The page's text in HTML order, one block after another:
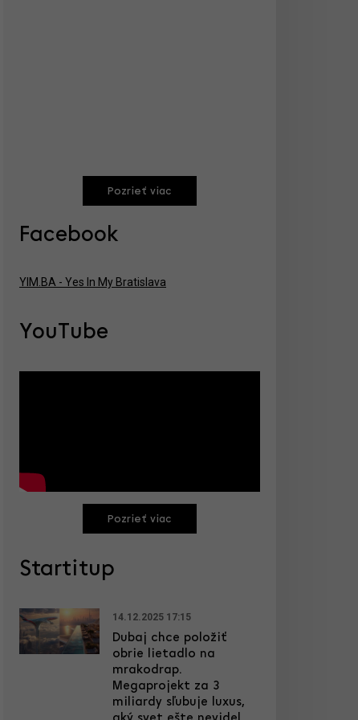
Pozrieť viac
Facebook
YIM.BA - Yes In My Bratislava
YouTube
Pozrieť viac
Startitup
14.12.2025 17:15
Dubaj chce položiť
obrie lietadlo na
mrakodrap.
Megaprojekt za 3
miliardy sľubuje luxus,